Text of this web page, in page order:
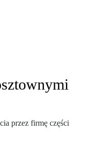
przez firmę części